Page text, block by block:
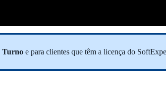
Turno e para clientes que têm a licença do